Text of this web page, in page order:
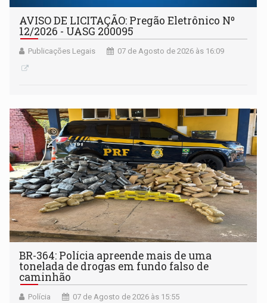
AVISO DE LICITAÇÃO: Pregão Eletrônico Nº
12/2026 - UASG 200095
Publicações Legais 07 de Agosto de 2026 às 16:09
BR-364: Polícia apreende mais de uma
tonelada de drogas em fundo falso de
caminhão
Polícia 07 de Agosto de 2026 às 15:55